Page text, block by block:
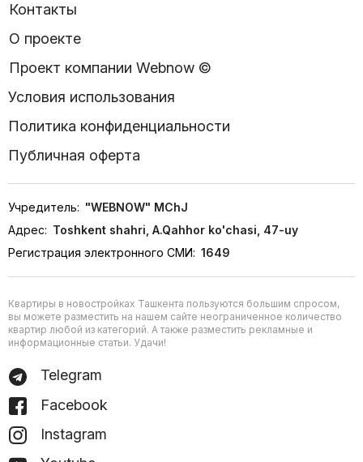
Контакты
О проекте
Проект компании Webnow ©
Условия использования
Политика конфиденциальности
Публичная оферта
Учредитель: "WEBNOW" MChJ
Адрес: Toshkent shahri, A.Qahhor ko'chasi, 47-uy
Регистрация электронного СМИ: 1649
Квартиры в новостройках Ташкента пользуются большим спросом,
вы можете разместить на нашем сайте неограниченное количество
квартир любой из категорий. А также разместить рекламные и
информационные статьи. Удачи!
Telegram
Facebook
Instagram